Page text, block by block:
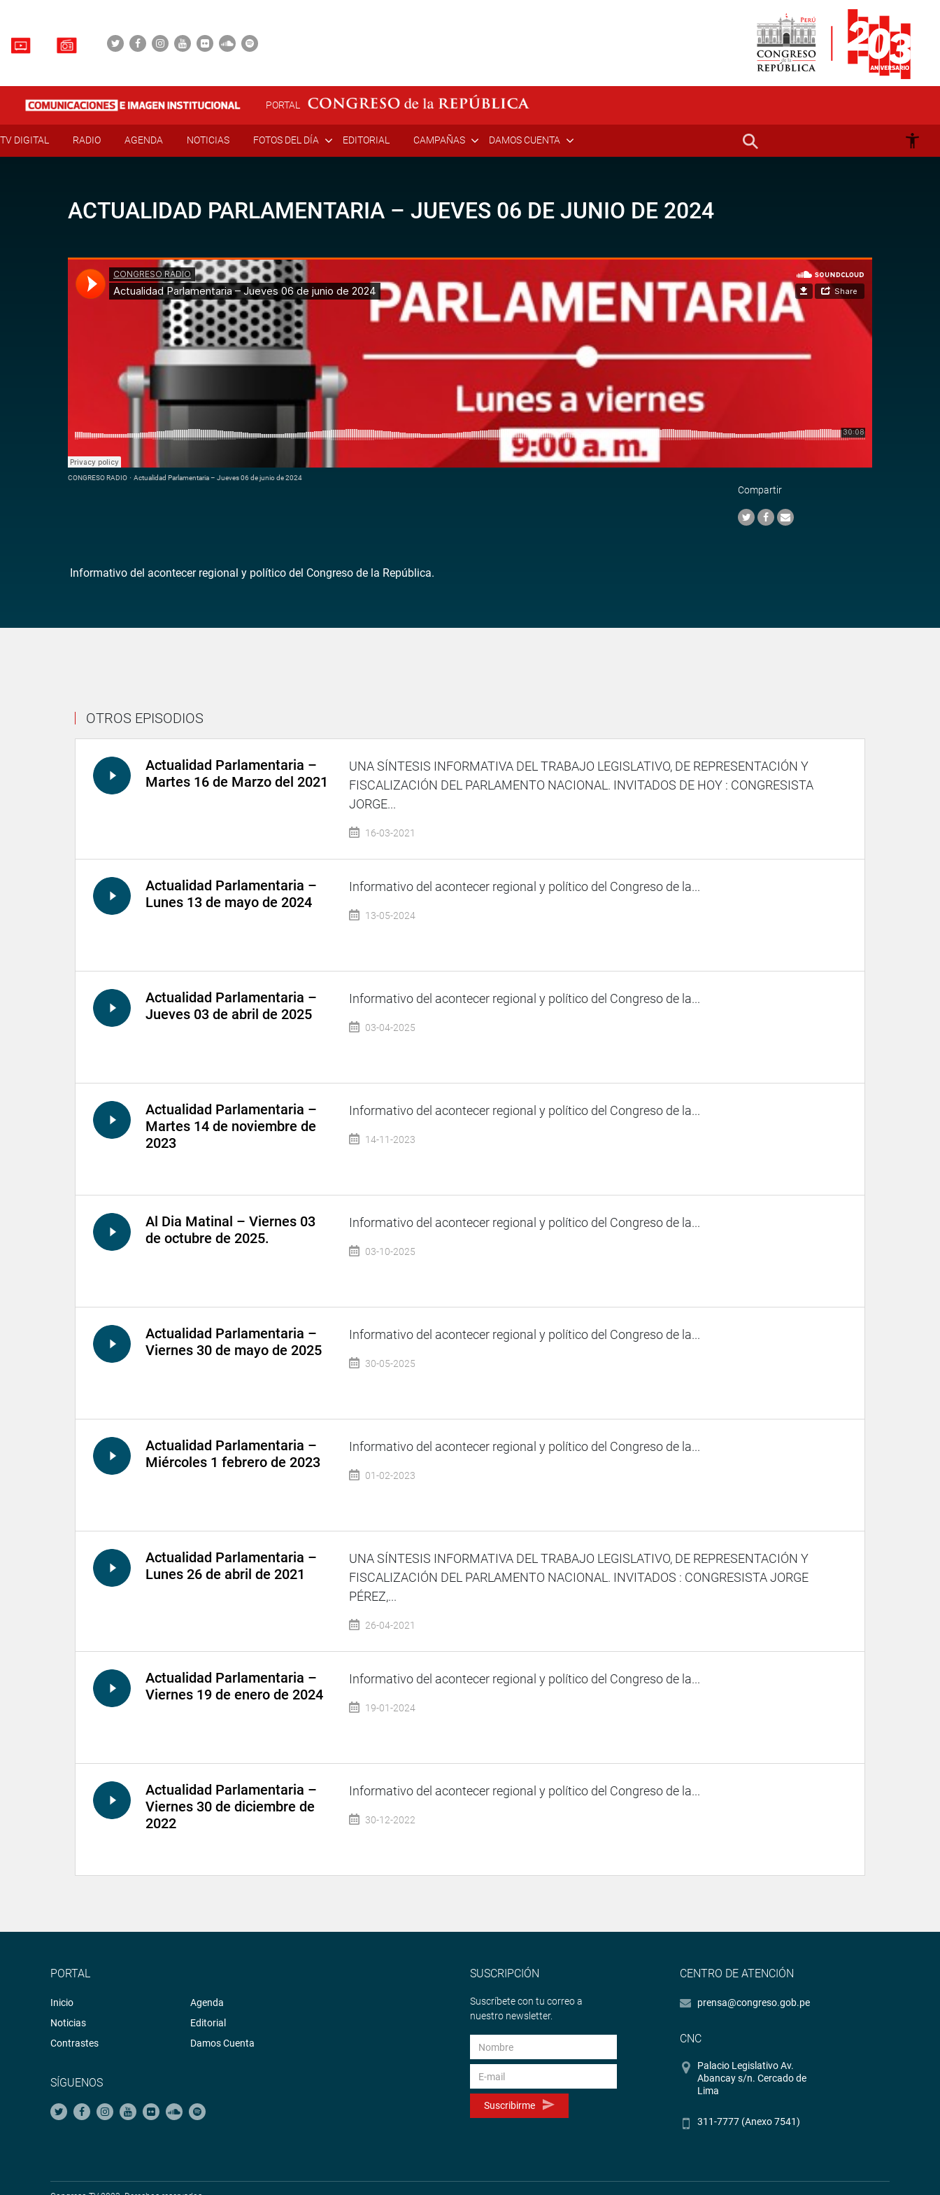
PORTAL
TV DIGITAL RADIO AGENDA NOTICIAS FOTOS DEL DÍA EDITORIAL CAMPAÑAS DAMOS CUENTA
ACTUALIDAD PARLAMENTARIA – JUEVES 06 DE JUNIO DE 2024
CONGRESO RADIO · Actualidad Parlamentaria – Jueves 06 de junio de 2024
Compartir
Informativo del acontecer regional y político del Congreso de la República.
OTROS EPISODIOS
Actualidad Parlamentaria –
Martes 16 de Marzo del 2021
UNA SÍNTESIS INFORMATIVA DEL TRABAJO LEGISLATIVO, DE REPRESENTACIÓN Y
FISCALIZACIÓN DEL PARLAMENTO NACIONAL. INVITADOS DE HOY : CONGRESISTA
JORGE...
16-03-2021
Actualidad Parlamentaria –
Lunes 13 de mayo de 2024
Informativo del acontecer regional y político del Congreso de la...
13-05-2024
Actualidad Parlamentaria –
Jueves 03 de abril de 2025
Informativo del acontecer regional y político del Congreso de la...
03-04-2025
Actualidad Parlamentaria –
Martes 14 de noviembre de
2023
Informativo del acontecer regional y político del Congreso de la...
14-11-2023
Al Dia Matinal – Viernes 03
de octubre de 2025.
Informativo del acontecer regional y político del Congreso de la...
03-10-2025
Actualidad Parlamentaria –
Viernes 30 de mayo de 2025
Informativo del acontecer regional y político del Congreso de la...
30-05-2025
Actualidad Parlamentaria –
Miércoles 1 febrero de 2023
Informativo del acontecer regional y político del Congreso de la...
01-02-2023
Actualidad Parlamentaria –
Lunes 26 de abril de 2021
UNA SÍNTESIS INFORMATIVA DEL TRABAJO LEGISLATIVO, DE REPRESENTACIÓN Y
FISCALIZACIÓN DEL PARLAMENTO NACIONAL. INVITADOS : CONGRESISTA JORGE
PÉREZ,...
26-04-2021
Actualidad Parlamentaria –
Viernes 19 de enero de 2024
Informativo del acontecer regional y político del Congreso de la...
19-01-2024
Actualidad Parlamentaria –
Viernes 30 de diciembre de
2022
Informativo del acontecer regional y político del Congreso de la...
30-12-2022
PORTAL
Inicio
Noticias
Contrastes
Agenda
Editorial
Damos Cuenta
SÍGUENOS
SUSCRIPCIÓN
Suscríbete con tu correo a
nuestro newsletter.
Suscribirme
CENTRO DE ATENCIÓN
prensa@congreso.gob.pe
CNC
Palacio Legislativo Av.
Abancay s/n. Cercado de
Lima
311-7777 (Anexo 7541)